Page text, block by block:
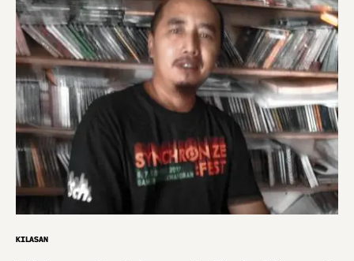
KILASAN